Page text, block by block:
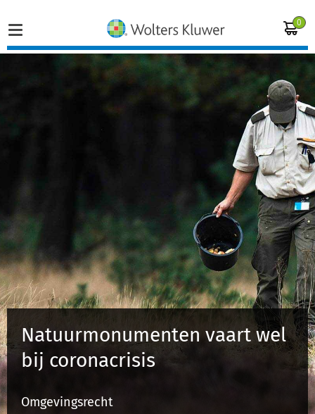
0
Opleidingen
Juridisch advies
Inloggen
Natuurmonumenten vaart wel
bij coronacrisis
Omgevingsrecht